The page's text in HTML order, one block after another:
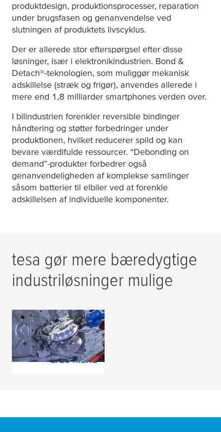
produktdesign, produktionsprocesser, reparation
under brugsfasen og genanvendelse ved
slutningen af produktets livscyklus.
Der er allerede stor efterspørgsel efter disse
løsninger, især i elektronikindustrien. Bond &
Detach®-teknologien, som muliggør mekanisk
adskillelse (stræk og frigør), anvendes allerede i
mere end 1,8 milliarder smartphones verden over.
I bilindustrien forenkler reversible bindinger
håndtering og støtter forbedringer under
produktionen, hvilket reducerer spild og kan
bevare værdifulde ressourcer. “Debonding on
demand”-produkter forbedrer også
genanvendeligheden af komplekse samlinger
såsom batterier til elbiler ved at forenkle
adskillelsen af individuelle komponenter.
tesa gør mere bæredygtige
industriløsninger mulige
Effektivitet uden
propper
LÆS MERE